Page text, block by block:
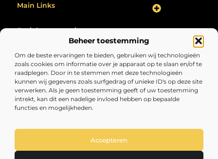
Beheer toestemming
Om de beste ervaringen te bieden, gebruiken wij technologieën
zoals cookies om informatie over je apparaat op te slaan en/of te
raadplegen. Door in te stemmen met deze technologieën
kunnen wij gegevens zoals surfgedrag of unieke ID's op deze site
verwerken. Als je geen toestemming geeft of uw toestemming
intrekt, kan dit een nadelige invloed hebben op bepaalde
functies en mogelijkheden.
Accepteren
Main Links
Bericht categorie
Volopgezond.nl – Jouw bron van inspirerende
Lees artikelen en blogs over alles wat het leven interessant, verrassend
en de moeite waard maakt.
@2025 All Right Reserved. Design bywww.volopgezond.nl.